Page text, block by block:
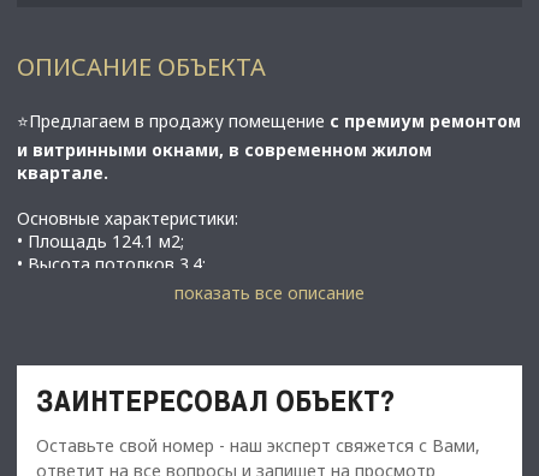
ОПИСАНИЕ ОБЪЕКТА
⭐Предлагаем в продажу помещение с премиум ремонтом
и витринными окнами, в современном жилом
квартале.
Основные характеристики:
• Площадь 124.1 м2;
• Высота потолков 3.4;
• Стоимость объекта -
18.700.000 руб.
• Предполагаемый арендный поток –165.000 руб./мес.
показать все описание
ЗАИНТЕРЕСОВАЛ ОБЪЕКТ?
Оставьте свой номер - наш эксперт свяжется с Вами,
ответит на все вопросы и запишет на просмотр